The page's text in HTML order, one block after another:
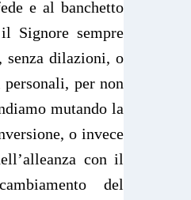
e al banchetto
Signore sempre
senza dilazioni, o
per non
mutando la
o invece
con il
del